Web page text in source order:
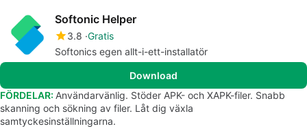
Softonic Helper
3.8 Gratis
Softonics egen allt-i-ett-installatör
Download
FÖRDELAR: Användarvänlig. Stöder APK- och XAPK-filer. Snabb
skanning och sökning av filer. Låt dig växla
samtyckesinställningarna.